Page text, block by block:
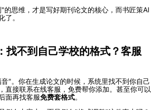
的思维，才是写好期刊论文的核心，而书匠策AI
了。
找不到自己学校的格式？客服
"。你在生成论文的时候，系统里找不到你自己
直接联系在线客服，免费帮你添加。甚至你可以
面再找客服免费套格式。